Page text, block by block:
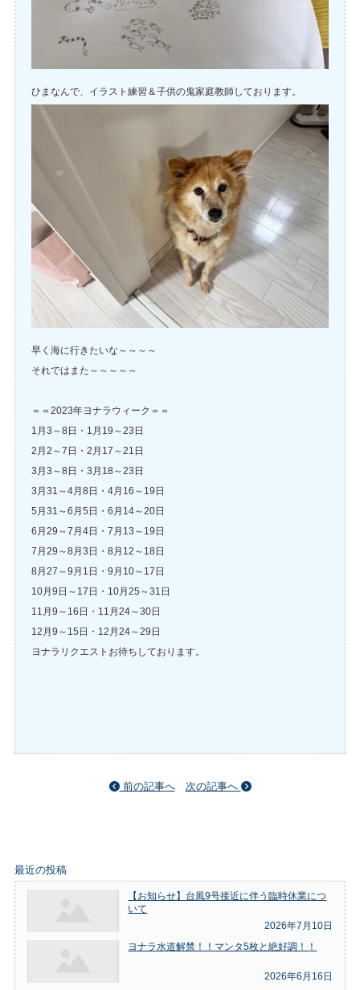
ひまなんで、イラスト練習＆子供の鬼家庭教師しております。
早く海に行きたいな～～～～
それではまた～～～～～
＝＝2023年ヨナラウィーク＝＝
1月3～8日・1月19～23日
2月2～7日・2月17～21日
3月3～8日・3月18～23日
3月31～4月8日・4月16～19日
5月31～6月5日・6月14～20日
6月29～7月4日・7月13～19日
7月29～8月3日・8月12～18日
8月27～9月1日・9月10～17日
10月9日～17日・10月25～31日
11月9～16日・11月24～30日
12月9～15日・12月24～29日
ヨナラリクエストお待ちしております。
前の記事へ 次の記事へ
最近の投稿
【お知らせ】台風9号接近に伴う臨時休業につ
いて
2026年7月10日
ヨナラ水道解禁！！マンタ5枚と絶好調！！
2026年6月16日